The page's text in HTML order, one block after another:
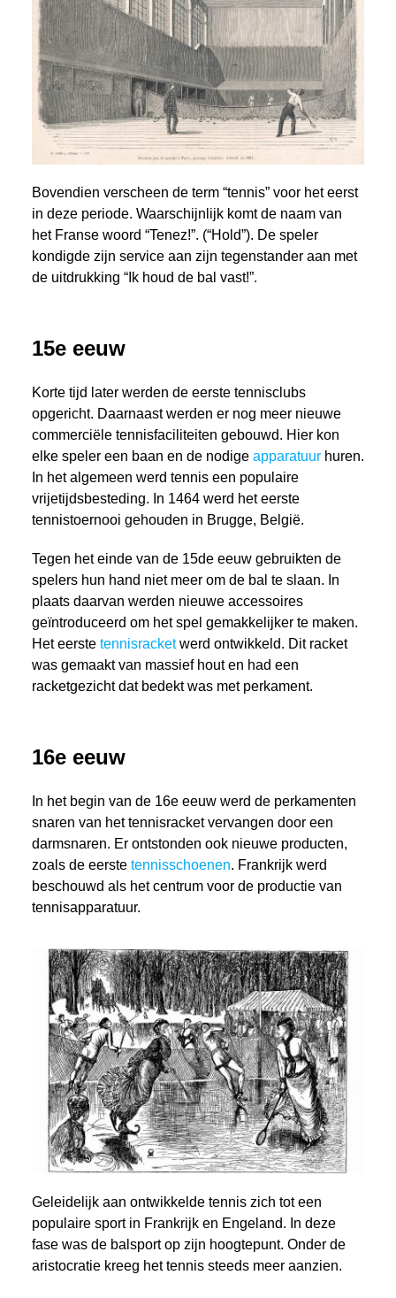
Bovendien verscheen de term “tennis” voor het eerst
in deze periode. Waarschijnlijk komt de naam van
het Franse woord “Tenez!”. (“Hold”). De speler
kondigde zijn service aan zijn tegenstander aan met
de uitdrukking “Ik houd de bal vast!”.
15e eeuw
Korte tijd later werden de eerste tennisclubs
opgericht. Daarnaast werden er nog meer nieuwe
commerciële tennisfaciliteiten gebouwd. Hier kon
elke speler een baan en de nodige apparatuurhuren.
In het algemeen werd tennis een populaire
vrijetijdsbesteding. In 1464 werd het eerste
tennistoernooi gehouden in Brugge, België.
Tegen het einde van de 15de eeuw gebruikten de
spelers hun hand niet meer om de bal te slaan. In
plaats daarvan werden nieuwe accessoires
geïntroduceerd om het spel gemakkelijker te maken.
Het eerste tennisracketwerd ontwikkeld. Dit racket
was gemaakt van massief hout en had een
racketgezicht dat bedekt was met perkament.
16e eeuw
In het begin van de 16e eeuw werd de perkamenten
snaren van het tennisracket vervangen door een
darmsnaren. Er ontstonden ook nieuwe producten,
zoals de eerste tennisschoenen. Frankrijk werd
beschouwd als het centrum voor de productie van
tennisapparatuur.
Geleidelijk aan ontwikkelde tennis zich tot een
populaire sport in Frankrijk en Engeland. In deze
fase was de balsport op zijn hoogtepunt. Onder de
aristocratie kreeg het tennis steeds meer aanzien.